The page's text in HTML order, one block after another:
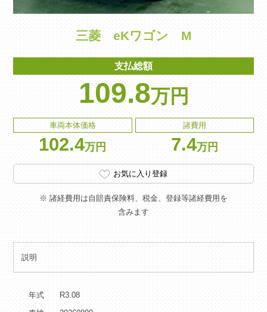
三菱 eKワゴン M
支払総額
109.8万円
車両本体価格
102.4万円
諸費用
7.4万円
お気に入り登録
※ 諸経費用は自賠責保険料、税金、登録等諸経費用を
含みます
説明
年式 R3.08